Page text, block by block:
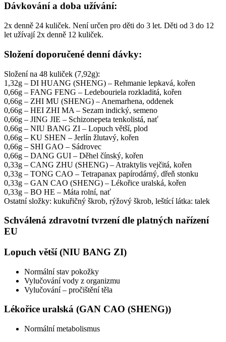
Dávkování a doba užívání:
2x denně 24 kuliček. Není určen pro děti do 3 let. Děti od 3 do 12
let užívají 2x denně 12 kuliček.
Složení doporučené denní dávky:
Složení na 48 kuliček (7,92g):
1,32g – DI HUANG (SHENG) – Rehmanie lepkavá, kořen
0,66g – FANG FENG – Ledebouriela rozkladitá, kořen
0,66g – ZHI MU (SHENG) – Anemarhena, oddenek
0,66g – HEI ZHI MA – Sezam indický, semeno
0,66g – JING JIE – Schizonepeta tenkolistá, nať
0,66g – NIU BANG ZI – Lopuch větší, plod
0,66g – KU SHEN – Jerlín žlutavý, kořen
0,66g – SHI GAO – Sádrovec
0,66g – DANG GUI – Děhel čínský, kořen
0,33g – CANG ZHU (SHENG) – Atraktylis vejčitá, kořen
0,33g – TONG CAO – Tetrapanax papírodárný, dřeň stonku
0,33g – GAN CAO (SHENG) – Lékořice uralská, kořen
0,33g – BO HE – Máta rolní, nať
Ostatní složky: kukuřičný škrob, rýžový škrob, leštící látka: talek
Schválená zdravotní tvrzení dle platných nařízení
EU
Lopuch větší (NIU BANG ZI)
Normální stav pokožky
Vylučování vody z organizmu
Vylučování – pročištění těla
Lékořice uralská (GAN CAO (SHENG))
Normální metabolismus